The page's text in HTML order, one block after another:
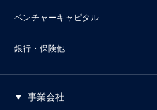
ベンチャーキャピタル
銀行・保険他
事業会社